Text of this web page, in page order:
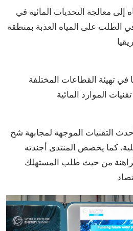
معالجة التحديات المائية في
الطلب على المياه العذبة بمنطقة
تهيئة القطاعات المختلفة
الموارد المائية
التقنيات الموجهة لمجابهة شح
كما يخصص المنتدى أجندته
الراهنة من حيث طلب المستهلك